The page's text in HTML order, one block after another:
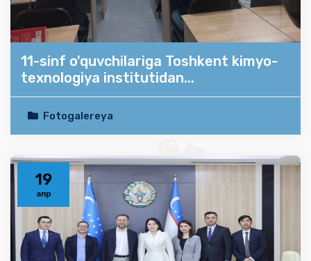
11-sinf o'quvchilariga Toshkent kimyo-
texnologiya institutidan...
Fotogalereya
19
апр